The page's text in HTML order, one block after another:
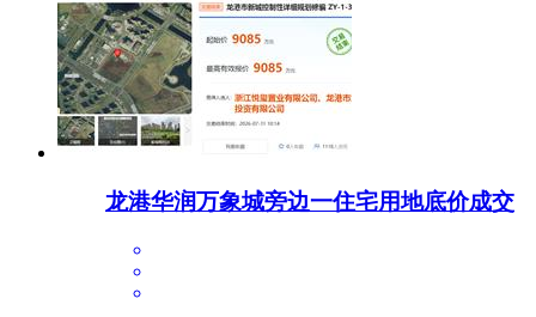
龙港华润万象城旁边一住宅用地底价成交